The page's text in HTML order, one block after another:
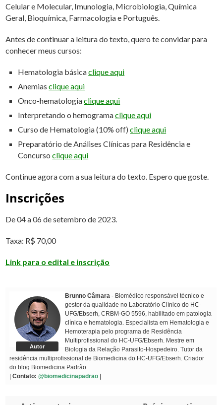
Celular e Molecular, Imunologia, Microbiologia, Química
Geral, Bioquímica, Farmacologia e Português.
Antes de continuar a leitura do texto, quero te convidar para
conhecer meus cursos:
Hematologia básicaclique aqui
Anemiasclique aqui
Onco-hematologiaclique aqui
Interpretando o hemogramaclique aqui
Curso de Hematologia (10% off)clique aqui
Preparatório de Análises Clínicas para Residência e
Concursoclique aqui
Continue agora com a sua leitura do texto. Espero que goste.
Inscrições
De 04 a 06 de setembro de 2023.
Taxa: R$ 70,00
Link para o edital e inscrição
Autor
Brunno Câmara - Biomédico responsável técnico e
gestor da qualidade no Laboratório Clínico do HC-
UFG/Ebserh, CRBM-GO 5596, habilitado em patologia
clínica e hematologia. Especialista em Hematologia e
Hemoterapia pelo programa de Residência
Multiprofissional do HC-UFG/Ebserh. Mestre em
Biologia da Relação Parasito-Hospedeiro. Tutor da
residência multiprofissional de Biomedicina do HC-UFG/Ebserh. Criador
do blog Biomedicina Padrão.
| Contato: @biomedicinapadrao |